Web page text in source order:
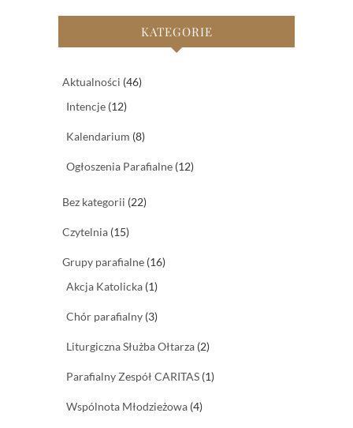
KATEGORIE
Aktualności (46)
Intencje (12)
Kalendarium (8)
Ogłoszenia Parafialne (12)
Bez kategorii (22)
Czytelnia (15)
Grupy parafialne (16)
Akcja Katolicka (1)
Chór parafialny (3)
Liturgiczna Służba Ołtarza (2)
Parafialny Zespół CARITAS (1)
Wspólnota Młodzieżowa (4)